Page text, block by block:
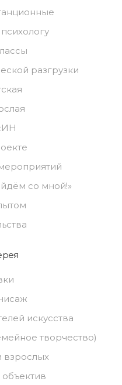
разгрузки
со мной!»
искусства
творчество)
взрослых